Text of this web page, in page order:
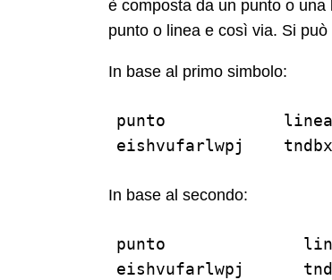
è composta da un punto o
punto o linea e così via. Si
In base al primo simbolo:
punto            linea
In base al secondo:
punto
eishvufarlwpj